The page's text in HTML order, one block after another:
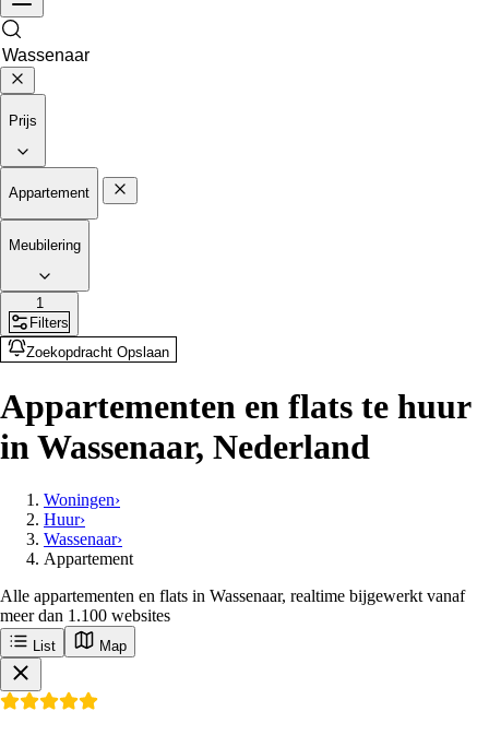
Prijs
Appartement
Meubilering
1
Filters
Zoekopdracht Opslaan
Appartementen en flats te huur
in Wassenaar, Nederland
Woningen›
Huur›
Wassenaar›
Appartement
Alle appartementen en flats in Wassenaar, realtime bijgewerkt vanaf
meer dan 1.100 websites
List Map